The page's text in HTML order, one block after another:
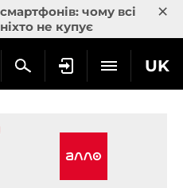
чому всі
не купує
×
UK